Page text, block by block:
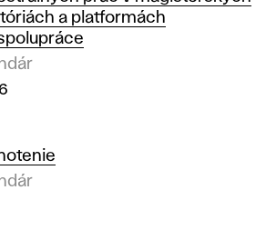
a platformách